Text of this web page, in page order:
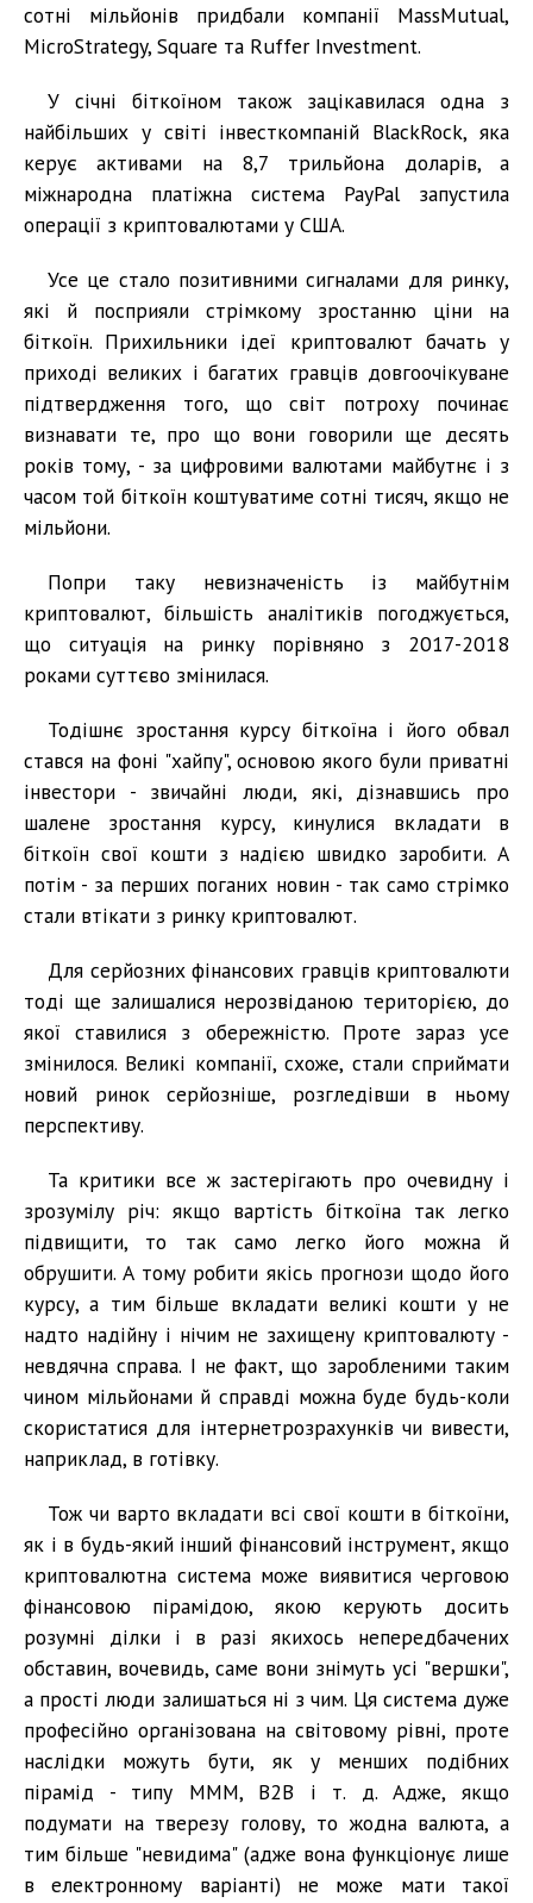
сотні мільйонів придбали компанії MassMutual,
MicroStrategy, Square та Ruffer Investment.
У січні біткоїном також зацікавилася одна з
найбільших у світі інвесткомпаній BlackRock, яка
керує активами на 8,7 трильйона доларів, а
міжнародна платіжна система PayPal запустила
операції з криптовалютами у США.
Усе це стало позитивними сигналами для ринку,
які й посприяли стрімкому зростанню ціни на
біткоїн. Прихильники ідеї криптовалют бачать у
приході великих і багатих гравців довгоочікуване
підтвердження того, що світ потроху починає
визнавати те, про що вони говорили ще десять
років тому, - за цифровими валютами майбутнє і з
часом той біткоїн коштуватиме сотні тисяч, якщо не
мільйони.
Попри таку невизначеність із майбутнім
криптовалют, більшість аналітиків погоджується,
що ситуація на ринку порівняно з 2017-2018
роками суттєво змінилася.
Тодішнє зростання курсу біткоїна і його обвал
стався на фоні "хайпу", основою якого були приватні
інвестори - звичайні люди, які, дізнавшись про
шалене зростання курсу, кинулися вкладати в
біткоїн свої кошти з надією швидко заробити. А
потім - за перших поганих новин - так само стрімко
стали втікати з ринку криптовалют.
Для серйозних фінансових гравців криптовалюти
тоді ще залишалися нерозвіданою територією, до
якої ставилися з обережністю. Проте зараз усе
змінилося. Великі компанії, схоже, стали сприймати
новий ринок серйозніше, розгледівши в ньому
перспективу.
Та критики все ж застерігають про очевидну і
зрозумілу річ: якщо вартість біткоїна так легко
підвищити, то так само легко його можна й
обрушити. А тому робити якісь прогнози щодо його
курсу, а тим більше вкладати великі кошти у не
надто надійну і нічим не захищену криптовалюту -
невдячна справа. І не факт, що заробленими таким
чином мільйонами й справді можна буде будь-коли
скористатися для інтернетрозрахунків чи вивести,
наприклад, в готівку.
Тож чи варто вкладати всі свої кошти в біткоїни,
як і в будь-який інший фінансовий інструмент, якщо
криптовалютна система може виявитися черговою
фінансовою пірамідою, якою керують досить
розумні ділки і в разі якихось непередбачених
обставин, вочевидь, саме вони знімуть усі "вершки",
а прості люди залишаться ні з чим. Ця система дуже
професійно організована на світовому рівні, проте
наслідки можуть бути, як у менших подібних
пірамід - типу МММ, В2В і т. д. Адже, якщо
подумати на тверезу голову, то жодна валюта, а
тим більше "невидима" (адже вона функціонує лише
в електронному варіанті) не може мати такої